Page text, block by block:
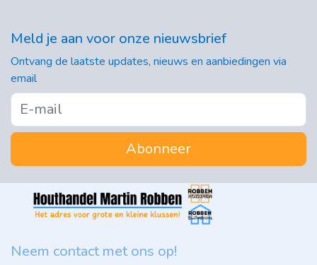
Meld je aan voor onze nieuwsbrief
Ontvang de laatste updates, nieuws en aanbiedingen via
email
Abonneer
Neem contact met ons op!